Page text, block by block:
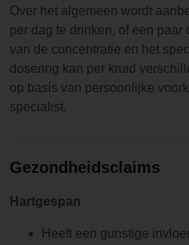
Over het algemeen wordt
per dag te drinken, of een
van de concentratie en het
dosering kan per kruid
op basis van persoonlijke
specialist.
Gezondheidsclaims
Hartgespan
Heeft een gunstige